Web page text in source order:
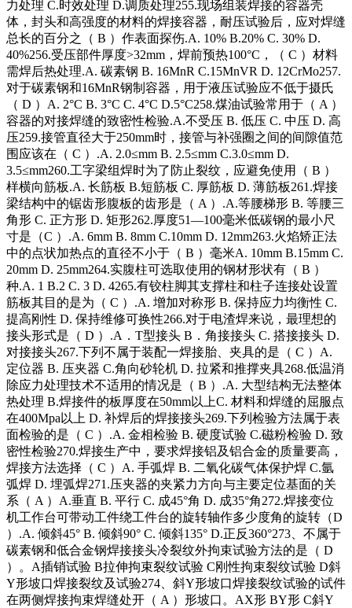
力处理 C.时效处理 D.调质处理255.现场组装焊接的容器壳
体，封头和高强度的材料的焊接容器，耐压试验后，应对焊缝
总长的百分之（ B ）作表面探伤.A. 10% B.20% C. 30% D.
40%256.受压部件厚度>32mm，焊前预热100°C，（ C ）材料
需焊后热处理.A. 碳素钢 B. 16MnR C.15MnVR D. 12CrMo257.
对于碳素钢和16MnR钢制容器，用于液压试验应不低于摄氏
（ D ）A. 2°C B. 3°C C. 4°C D.5°C258.煤油试验常用于（ A ）
容器的对接焊缝的致密性检验.A.不受压 B. 低压 C. 中压 D. 高
压259.接管直径大于250mm时，接管与补强圈之间的间隙值范
围应该在（ C ）.A. 2.0≤mm B. 2.5≤mm C.3.0≤mm D.
3.5≤mm260.工字梁组焊时为了防止裂纹，应避免使用（ B ）
样横向筋板.A. 长筋板 B.短筋板 C. 厚筋板 D. 薄筋板261.焊接
梁结构中的锯齿形腹板的齿形是（ A ）.A.等腰梯形 B. 等腰三
角形 C. 正方形 D. 矩形262.厚度51—100毫米低碳钢的最小尺
寸是（C ）.A. 6mm B. 8mm C.10mm D. 12mm263.火焰矫正法
中的点状加热点的直径不小于（ B ）毫米A. 10mm B.15mm C.
20mm D. 25mm264.实腹柱可选取使用的钢材形状有（ B ）
种.A. 1 B.2 C. 3 D. 4265.有铰柱脚其支撑柱和柱子连接处设置
筋板其目的是为（ C ）.A. 增加对称形 B. 保持应力均衡性 C.
提高刚性 D. 保持维修可换性266.对于电渣焊来说，最理想的
接头形式是（ D ）.A．T型接头 B．角接接头 C. 搭接接头 D.
对接接头267.下列不属于装配一焊接胎、夹具的是（ C ）A.
定位器 B. 压夹器 C.角向砂轮机 D. 拉紧和推撑夹具268.低温消
除应力处理技术不适用的情况是（ B ）.A. 大型结构无法整体
热处理 B.焊接件的板厚度在50mm以上C. 材料和焊缝的屈服点
在400Mpa以上 D. 补焊后的焊接接头269.下列检验方法属于表
面检验的是（ C ）.A. 金相检验 B. 硬度试验 C.磁粉检验 D. 致
密性检验270.焊接生产中，要求焊接铝及铝合金的质量要高，
焊接方法选择（ C ）A. 手弧焊 B. 二氧化碳气体保护焊 C.氩
弧焊 D. 埋弧焊271.压夹器的夹紧力方向与主要定位基面的关
系（ A ）A.垂直 B. 平行 C. 成45°角 D. 成35°角272.焊接变位
机工作台可带动工件绕工件台的旋转轴作多少度角的旋转（D
）.A. 倾斜45° B. 倾斜90° C. 倾斜135° D.正反360°273、不属于
碳素钢和低合金钢焊接接头冷裂纹外拘束试验方法的是（ D
）。A插销试验 B拉伸拘束裂纹试验 C刚性拘束裂纹试验 D斜
Y形坡口焊接裂纹及试验274、斜Y形坡口焊接裂纹试验的试件
在两侧焊接拘束焊缝处开（ A ）形坡口。AX形 BY形 C斜Y